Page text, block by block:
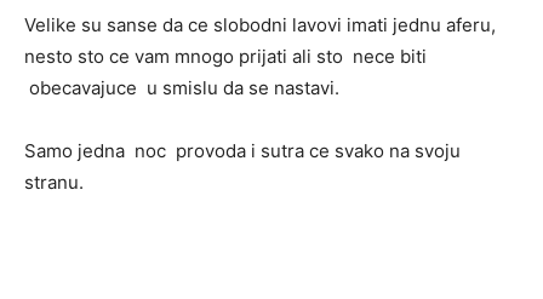
Velike su sanse da ce slobodni lavovi imati jednu aferu,
nesto sto ce vam mnogo prijati ali sto nece biti
obecavajuce u smislu da se nastavi.
Samo jedna noc provoda i sutra ce svako na svoju
stranu.